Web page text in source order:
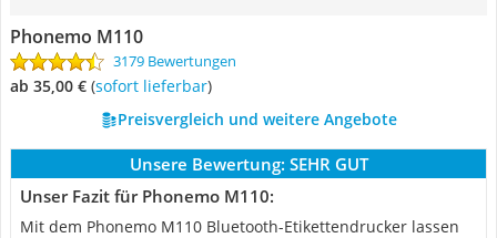
Phonemo M110
3179 Bewertungen
ab 35,00 € ( Sofort lieferbar)
Preisvergleich und weitere Angebote
Unsere Bewertung: SEHR GUT
Unser Fazit für Phonemo M110:
Mit dem Phonemo M110 Bluetooth-Etikettendrucker lassen